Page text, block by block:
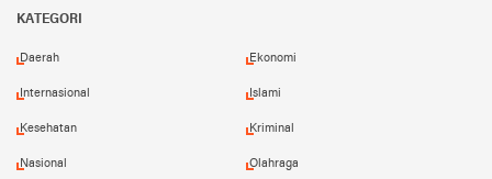
KATEGORI
Daerah Ekonomi
Internasional Islami
Kesehatan Kriminal
Nasional Olahraga